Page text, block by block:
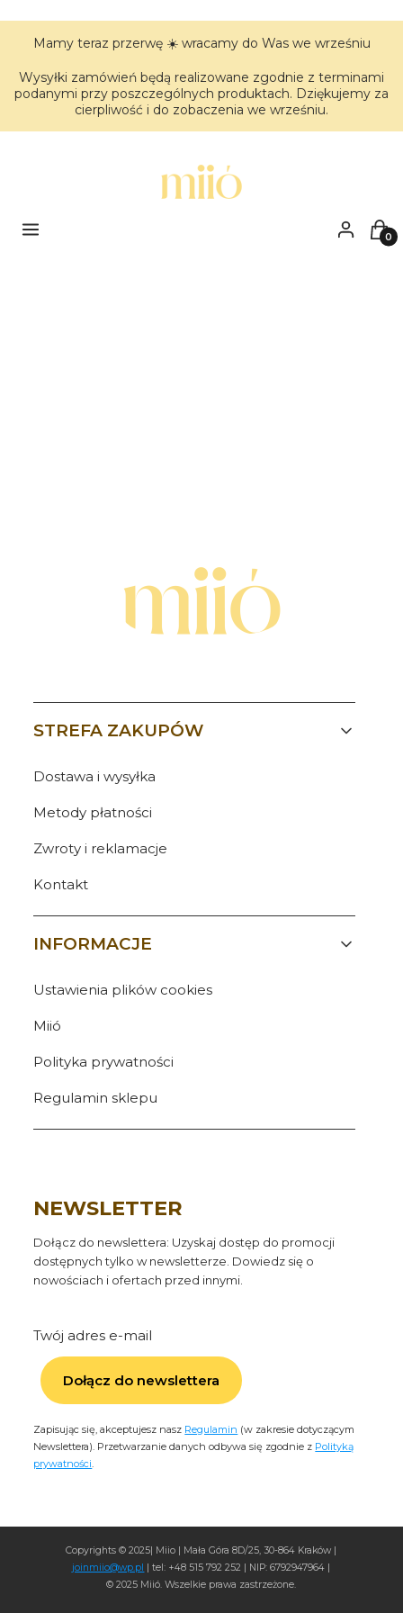
Mamy teraz przerwę ☀️ wracamy do Was we wrześniu
Wysyłki zamówień będą realizowane zgodnie z terminami
podanymi przy poszczególnych produktach. Dziękujemy za
cierpliwość i do zobaczenia we wrześniu.
Menu Zaloguj się
Linki w stopce
STREFA ZAKUPÓW
Dostawa i wysyłka
Metody płatności
Zwroty i reklamacje
Kontakt
INFORMACJE
Ustawienia plików cookies
Miió
Polityka prywatności
Regulamin sklepu
NEWSLETTER
Dołącz do newslettera: Uzyskaj dostęp do promocji
dostępnych tylko w newsletterze. Dowiedz się o
nowościach i ofertach przed innymi.
Twój adres e-mail
Dołącz do newslettera
Zapisując się, akceptujesz nasz Regulamin (w zakresie dotyczącym
Newslettera). Przetwarzanie danych odbywa się zgodnie z Polityką
prywatności
Copyrights © 2025| Miio | Mała Góra 8D/25, 30-864 Kraków |
joinmiio@wp.pl | tel: +48 515 792 252 | NIP: 6792947964 |
© 2025 Miió. Wszelkie prawa zastrzeżone.